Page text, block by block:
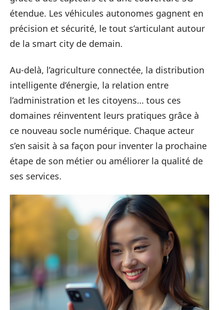
étendue. Les véhicules autonomes gagnent en
précision et sécurité, le tout s’articulant autour
de la smart city de demain.
Au-delà, l’agriculture connectée, la distribution
intelligente d’énergie, la relation entre
l’administration et les citoyens… tous ces
domaines réinventent leurs pratiques grâce à
ce nouveau socle numérique. Chaque acteur
s’en saisit à sa façon pour inventer la prochaine
étape de son métier ou améliorer la qualité de
ses services.